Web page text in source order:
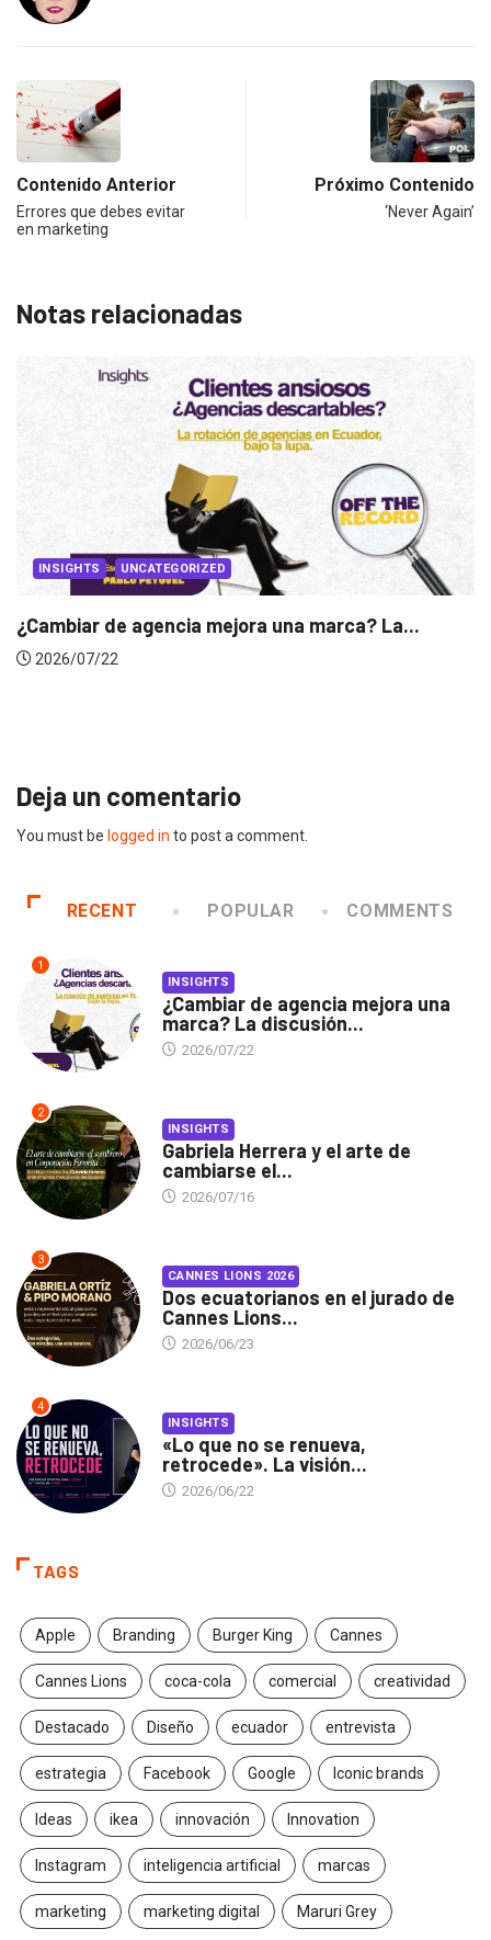
Contenido Anterior
Errores que debes evitar
en marketing
Próximo Contenido
‘Never Again’
Notas relacionadas
INSIGHTS
Deja un comentario
You must be logged in to post a comment.
RECENT POPULAR COMMENTS
1
INSIGHTS
¿Cambiar de agencia mejora una
marca? La discusión...
2026/07/22
2
INSIGHTS
Gabriela Herrera y el arte de
cambiarse el...
2026/07/16
3
CANNES LIONS 2026
Dos ecuatorianos en el jurado de
Cannes Lions...
2026/06/23
4
INSIGHTS
«Lo que no se renueva,
retrocede». La visión...
2026/06/22
TAGS
Apple Branding Burger King Cannes
Cannes Lions coca-cola comercial creatividad
Destacado Diseño ecuador entrevista
estrategia Facebook Google Iconic brands
Ideas ikea innovación Innovation
Instagram inteligencia artificial marcas
marketing marketing digital Maruri Grey